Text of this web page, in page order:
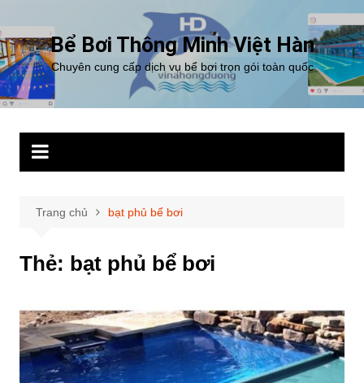
đến
phần
nội
dung
Bể Bơi Thông Minh Việt Hàn
Chuyên cung cấp dịch vụ bể bơi trọn gói toàn quốc
Trang chủ bạt phủ bể bơi
Thẻ: bạt phủ bể bơi